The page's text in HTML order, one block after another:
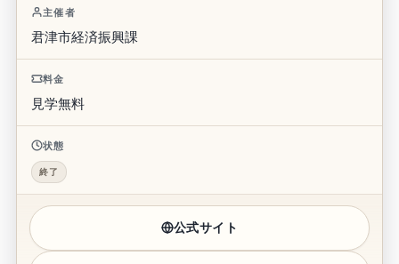
主催者
君津市経済振興課
料金
見学無料
状態
終了
公式サイト